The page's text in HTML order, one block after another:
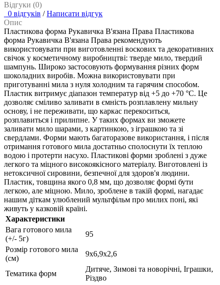
Відгуки (0)
0 відгуків / Написати відгук
Опис
Пластикова форма Рукавичка В'язана Права Пластикова
форма Рукавичка В'язана Права рекомендують
використовувати при виготовленні воскових та декоративних
свічок у косметичному виробництві: тверде мило, твердий
шампунь. Широко застосовують формування різних форм
шоколадних виробів. Можна використовувати при
приготуванні мила з нуля холодним та гарячим способом.
Пластик витримує діапазон температур від +5 до +70 °С. Це
дозволяє сміливо заливати в ємність розплавлену мильну
основу, і не переживати, що каркас перекоситься,
розплавиться і прилипне. У таких формах ви зможете
заливати мило шарами, з картинкою, з іграшкою та зі
свердлами. Форми мають багаторазове використання, і після
отримання готового мила достатньо сполоснути їх теплою
водою і протерти насухо. Пластикові форми зроблені з дуже
легкого та міцного високоякісного матеріалу. Виготовлені із
нетоксичної сировини, безпечної для здоров'я людини.
Пластик, товщина якого 0,8 мм, що дозволяє формі бути
легкою, але міцною. Мило, зроблене в такій формі, нагадає
нашим діткам улюблений мультфільм про милих поні, які
живуть у казковій країні.
Характеристики
Вага готового мила
(+/- 5г)
95
Розмір готового мила
(см)
9х6,9х2,6
Тематика форм
Дитяче, Зимові та новорічні, Іграшки,
Різдво